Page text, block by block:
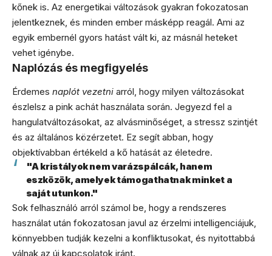
kőnek is. Az energetikai változások gyakran fokozatosan
jelentkeznek, és minden ember másképp reagál. Ami az
egyik embernél gyors hatást vált ki, az másnál heteket
vehet igénybe.
Naplózás és megfigyelés
Érdemes naplót vezetni arról, hogy milyen változásokat
észlelsz a pink achát használata során. Jegyezd fel a
hangulatváltozásokat, az alvásminőséget, a stressz szintjét
és az általános közérzetet. Ez segít abban, hogy
objektívabban értékeld a kő hatását az életedre.
"A kristályok nem varázspálcák, hanem
eszközök, amelyek támogathatnak minket a
saját utunkon."
Sok felhasználó arról számol be, hogy a rendszeres
használat után fokozatosan javul az érzelmi intelligenciájuk,
könnyebben tudják kezelni a konfliktusokat, és nyitottabbá
válnak az új kapcsolatok iránt.